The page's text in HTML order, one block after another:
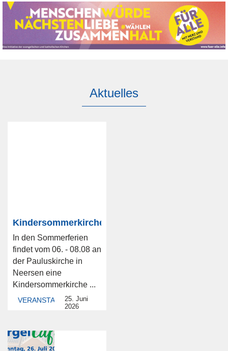
Aktuelles
Kindersommerkirche
In den Sommerferien
findet vom 06. - 08.08 an
der Pauluskirche in
Neersen eine
Kindersommerkirche ...
VERANSTALTUNG
25. Juni
2026